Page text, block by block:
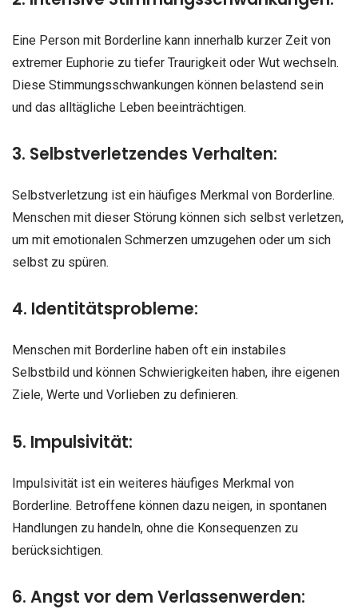
Eine Person mit Borderline kann innerhalb kurzer Zeit von
extremer Euphorie zu tiefer Traurigkeit oder Wut wechseln.
Diese Stimmungsschwankungen können belastend sein
und das alltägliche Leben beeinträchtigen.
3. Selbstverletzendes Verhalten:
Selbstverletzung ist ein häufiges Merkmal von Borderline.
Menschen mit dieser Störung können sich selbst verletzen,
um mit emotionalen Schmerzen umzugehen oder um sich
selbst zu spüren.
4. Identitätsprobleme:
Menschen mit Borderline haben oft ein instabiles
Selbstbild und können Schwierigkeiten haben, ihre eigenen
Ziele, Werte und Vorlieben zu definieren.
5. Impulsivität:
Impulsivität ist ein weiteres häufiges Merkmal von
Borderline. Betroffene können dazu neigen, in spontanen
Handlungen zu handeln, ohne die Konsequenzen zu
berücksichtigen.
6. Angst vor dem Verlassenwerden: